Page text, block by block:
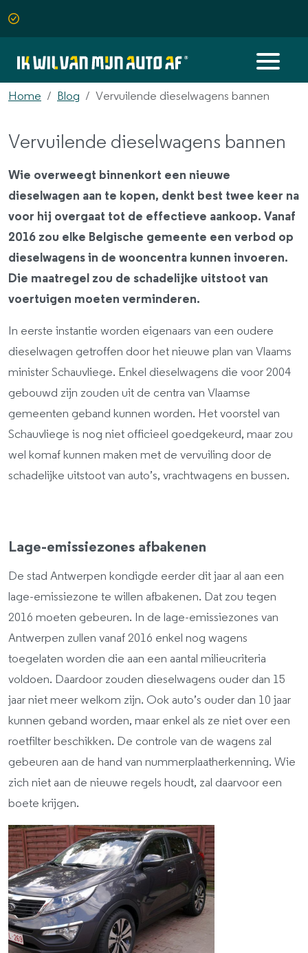
Home Blog Vervuilende dieselwagens bannen
Vervuilende dieselwagens bannen
Wie overweegt binnenkort een nieuwe
dieselwagen aan te kopen, denkt best twee keer na
voor hij overgaat tot de effectieve aankoop. Vanaf
2016 zou elke Belgische gemeente een verbod op
dieselwagens in de wooncentra kunnen invoeren.
Die maatregel zou de schadelijke uitstoot van
voertuigen moeten verminderen.
In eerste instantie worden eigenaars van een oudere
dieselwagen getroffen door het nieuwe plan van Vlaams
minister Schauvliege. Enkel dieselwagens die voor 2004
gebouwd zijn zouden uit de centra van Vlaamse
gemeenten geband kunnen worden. Het voorstel van
Schauvliege is nog niet officieel goedgekeurd, maar zou
wel komaf kunnen maken met de vervuiling door de
schadelijke uitstoot van auto’s, vrachtwagens en bussen.
Lage-emissiezones afbakenen
De stad Antwerpen kondigde eerder dit jaar al aan een
lage-emissiezone te willen afbakenen. Dat zou tegen
2016 moeten gebeuren. In de lage-emissiezones van
Antwerpen zullen vanaf 2016 enkel nog wagens
toegelaten worden die aan een aantal milieucriteria
voldoen. Daardoor zouden dieselwagens ouder dan 15
jaar niet meer welkom zijn. Ook auto’s ouder dan 10 jaar
kunnen geband worden, maar enkel als ze niet over een
roetfilter beschikken. De controle van de wagens zal
gebeuren aan de hand van nummerplaatherkenning. Wie
zich niet aan de nieuwe regels houdt, zal daarvoor een
boete krijgen.